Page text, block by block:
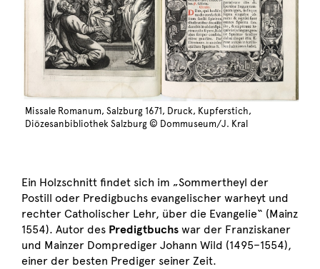
Missale Romanum, Salzburg 1671, Druck, Kupferstich,
Diözesanbibliothek Salzburg © Dommuseum/J. Kral
Ein Holzschnitt findet sich im „Sommertheyl der
Postill oder Predigbuchs evangelischer warheyt und
rechter Catholischer Lehr, über die Evangelie“ (Mainz
1554). Autor des Predigtbuchs war der Franziskaner
und Mainzer Domprediger Johann Wild (1495–1554),
einer der besten Prediger seiner Zeit.